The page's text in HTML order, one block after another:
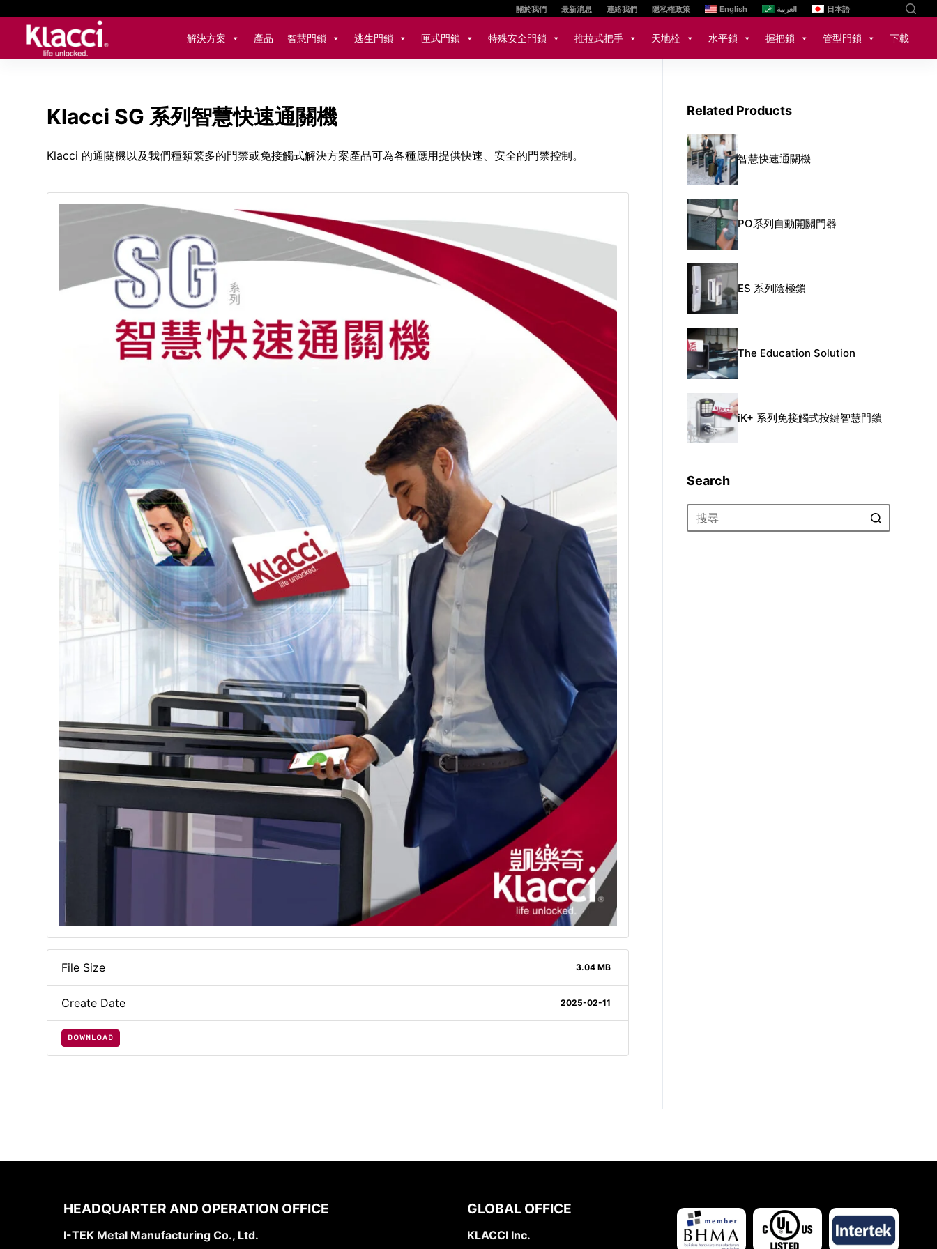
跳
關於我們 最新消息 連絡我們 隱私權政策 English العربية 日本語
解決方案 產品 智慧門鎖 逃生門鎖 匣式門鎖 特殊安全門鎖 推拉式把手 天地栓 水平鎖 握把鎖 管型門鎖 下載
Klacci SG 系列智慧快速通關機
Klacci 的通關機以及我們種類繁多的門禁或免接觸式解決方案產品可為各種應用提供快速、安全的門禁控制。
File Size 3.04 MB
Create Date 2025-02-11
DOWNLOAD
Related Products
智慧快速通關機
PO系列自動開關門器
ES 系列陰極鎖
The Education Solution
iK+ 系列免接觸式按鍵智慧門鎖
Search
HEADQUARTER AND OPERATION OFFICE
I-TEK Metal Manufacturing Co., Ltd.
GLOBAL OFFICE
KLACCI Inc.